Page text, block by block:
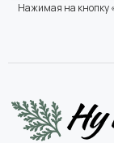
Нажимая на кнопку